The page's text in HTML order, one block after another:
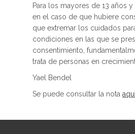
Para los mayores de 13 años y
en el caso de que hubiere
que extremar los cuidados
condiciones en las que se
consentimiento,
trata de personas en
Yael Bendel
Se puede consultar la nota